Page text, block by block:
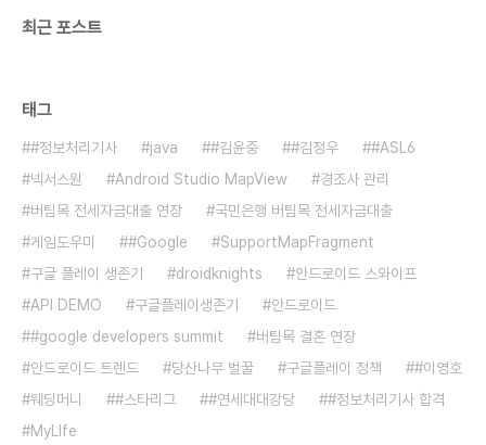
최근 포스트
태그
#정보처리기사 java #김윤중 #김정우
#ASL6
넥서스원
Android Studio MapView
경조사 관리
버팀목 전세자금대출 연장
국민은행 버팀목 전세자금대출
게임도우미
#Google
SupportMapFragment
구글 플레이 생존기
droidknights
안드로이드 스와이프
API DEMO
구글플레이생존기
안드로이드
#google developers summit
버팀목 결혼 연장
안드로이드 트렌드
당산나무 벌꿀 구글플레이 정책
#이영호
웨딩머니
#스타리그 #연세대대강당
#정보처리기사 합격
MyLIfe